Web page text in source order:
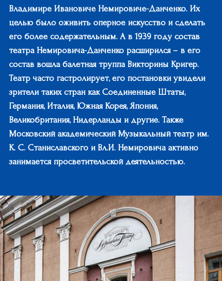
Владимире Ивановиче Немировиче-Данченко. Их
целью было оживить оперное искусство и сделать
его более содержательным. А в 1939 году состав
театра Немировича-Данченко расширился – в его
состав вошла балетная труппа Викторины Кригер.
Театр часто гастролирует, его постановки увидели
зрители таких стран как Соединенные Штаты,
Германия, Италия, Южная Корея, Япония,
Великобритания, Нидерланды и другие. Также
Московский академический Музыкальный театр им.
К. С. Станиславского и Вл.И. Немировича активно
занимается просветительской деятельностью.